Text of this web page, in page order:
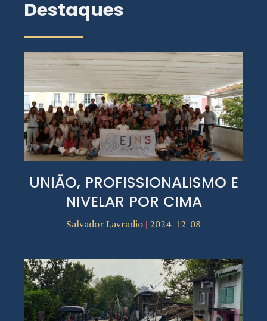
Destaques
UNIÃO, PROFISSIONALISMO E
NIVELAR POR CIMA
Salvador Lavradio 2024-12-08